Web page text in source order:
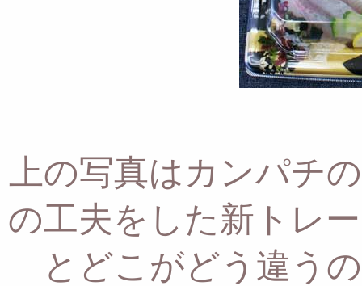
上の写真はカンパチ
の工夫をした新トレ
とどこがどう違う